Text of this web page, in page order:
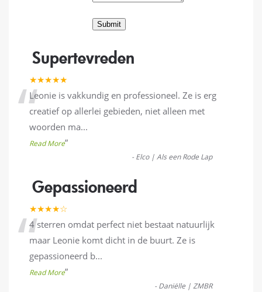
Supertevreden
★★★★★
“Leonie is vakkundig en professioneel. Ze is erg
creatief op allerlei gebieden, niet alleen met
woorden ma...
Read More”
- Elco | Als een Rode Lap
Gepassioneerd
★★★★☆
“4 sterren omdat perfect niet bestaat natuurlijk
maar Leonie komt dicht in de buurt. Ze is
gepassioneerd b...
Read More”
- Daniëlle | ZMBR